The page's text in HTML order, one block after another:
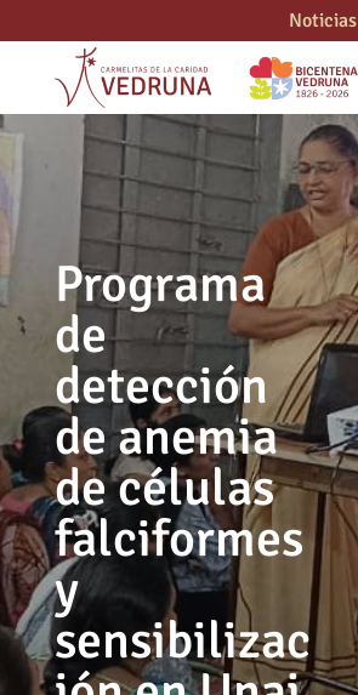
Noticias
Programa
de
detección
de anemia
de células
falciformes
y
sensibilizac